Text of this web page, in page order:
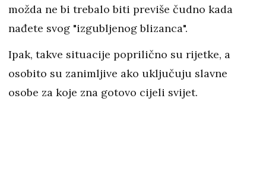
možda ne bi trebalo biti previše čudno kada
nađete svog "izgubljenog blizanca".
Ipak, takve situacije poprilično su rijetke, a
osobito su zanimljive ako uključuju slavne
osobe za koje zna gotovo cijeli svijet.